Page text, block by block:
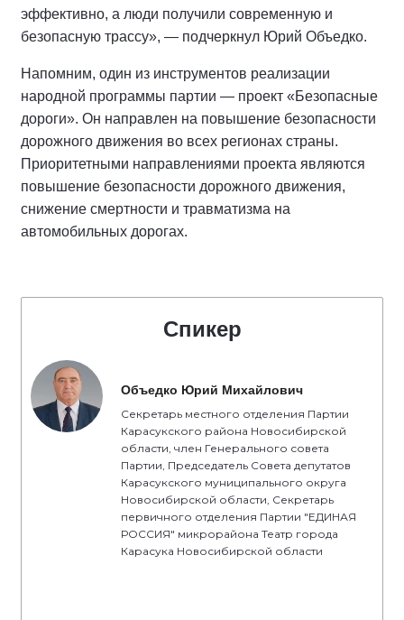
эффективно, а люди получили современную и
безопасную трассу», — подчеркнул Юрий Объедко.
Напомним, один из инструментов реализации
народной программы партии — проект «Безопасные
дороги». Он направлен на повышение безопасности
дорожного движения во всех регионах страны.
Приоритетными направлениями проекта являются
повышение безопасности дорожного движения,
снижение смертности и травматизма на
автомобильных дорогах.
Спикер
Объедко Юрий Михайлович
Секретарь местного отделения Партии
Карасукского района Новосибирской
области, член Генерального совета
Партии, Председатель Совета депутатов
Карасукского муниципального округа
Новосибирской области, Секретарь
первичного отделения Партии "ЕДИНАЯ
РОССИЯ" микрорайона Театр города
Карасука Новосибирской области